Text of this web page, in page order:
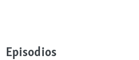
Episodios